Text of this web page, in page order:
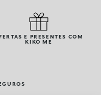
E PRESENTES COM
KIKO ME